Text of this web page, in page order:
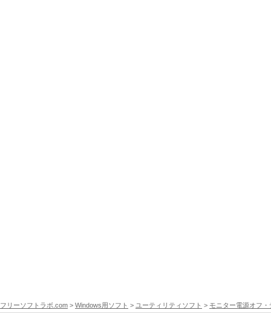
フリーソフトラボ.com > Windows用ソフト > ユーティリティソフト > モニター電源オフ